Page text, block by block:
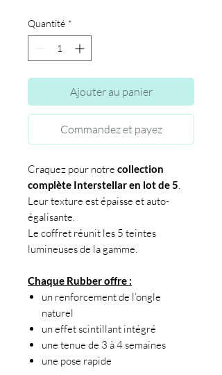
Quantité *
Ajouter au panier
Commandez et payez
Craquez pour notre collection
complète Interstellar en lot de 5.
Leur texture est épaisse et auto-
égalisante.
Le coffret réunit les 5 teintes
lumineuses de la gamme.
Chaque Rubber offre :
un renforcement de l’ongle
naturel
un effet scintillant intégré
une tenue de 3 à 4 semaines
une pose rapide